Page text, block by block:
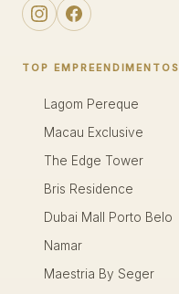
TOP EMPREENDIMENTOS
Lagom Pereque
Macau Exclusive
The Edge Tower
Bris Residence
Dubai Mall Porto Belo
Namar
Maestria By Seger